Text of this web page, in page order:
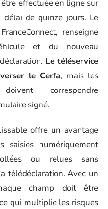
effectuée en ligne sur
délai de quinze jours. Le
renseigne
et du nouveau
Le téléservice
le Cerfa, mais les
correspondre
signé.
offre un avantage
saisies numériquement
ou relues sans
télédéclaration. Avec un
champ doit être
qui multiplie les risques